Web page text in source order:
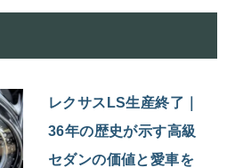
レクサスLS生産終了｜
36年の歴史が示す高級
セダンの価値と愛車を